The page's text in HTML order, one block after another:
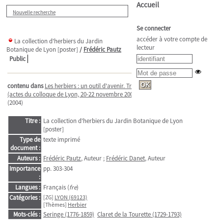
Nouvelle recherche
La collection d'herbiers du Jardin
Botanique de Lyon [poster] / Frédéric Pautz
Public
contenu dans Les herbiers : un outil d'avenir. Tradition et modernité
(actes du colloque de Lyon, 20-22 novembre 2002)
(2004)
Titre : La collection d'herbiers du Jardin Botanique de Lyon
[poster]
Type de
document :
texte imprimé
Auteurs : Frédéric Pautz, Auteur ; Frédéric Danet, Auteur
Importance
:
pp. 303-304
Langues : Français (fre)
Catégories : [ZG] LYON (69123)
[Thèmes] Herbier
Mots-clés : Seringe (1776-1859) Claret de la Tourette (1729-1793)
Accueil
Se connecter
accéder à votre compte de
lecteur